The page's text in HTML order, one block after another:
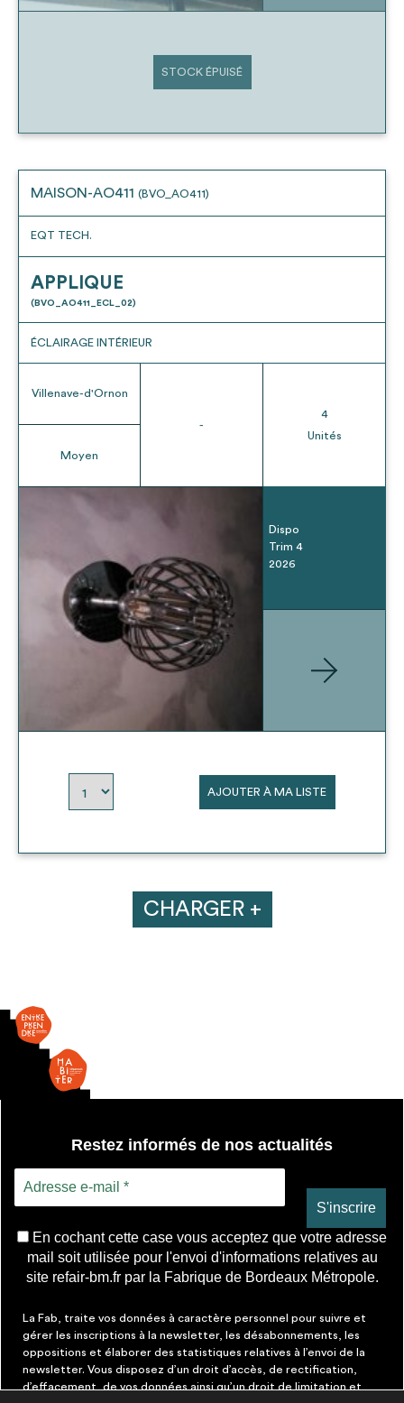
STOCK ÉPUISÉ
MAISON-AO411 (BVO_AO411)
EQT TECH.
APPLIQUE
(BVO_AO411_ECL_02)
ÉCLAIRAGE INTÉRIEUR
Villenave-d'Ornon
Moyen
-
4
Unités
Dispo
Trim 4
2026
AJOUTER À MA LISTE
CHARGER +
Restez informés de nos actualités
En cochant cette case vous acceptez que votre adresse
mail soit utilisée pour l'envoi d'informations relatives au
site refair-bm.fr par la Fabrique de Bordeaux Métropole.
La Fab, traite vos données à caractère personnel pour suivre et
gérer les inscriptions à la newsletter, les désabonnements, les
oppositions et élaborer des statistiques relatives à l’envoi de la
newsletter. Vous disposez d’un droit d’accès, de rectification,
d’effacement, de vos données ainsi qu’un droit de limitation et